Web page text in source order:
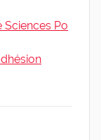
Sciences Po